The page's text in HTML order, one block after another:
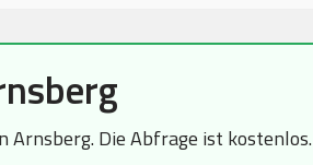
Arnsberg. Die Abfrage ist kostenlos.